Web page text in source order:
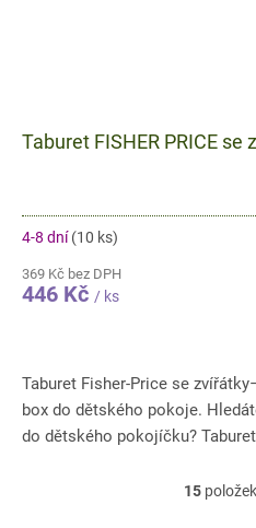
Taburet FISHER PRICE
4-8 dní(10 ks)
369 Kč bez DPH
446 Kč / ks
Taburet Fisher-Price se
box do dětského pokoje.
do dětského pokojíčku?
O
15